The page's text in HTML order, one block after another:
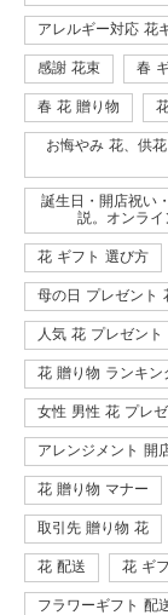
アレルギー対応 花
感謝 花束 春
春 花 贈り物
お悔やみ 花、供
誕生日・開店祝い
説。オンライ
花 ギフト 選び方
母の日 プレゼント
人気 花 プレゼント
花 贈り物 ランキン
女性 男性 花 プレゼ
アレンジメント 開
花 贈り物 マナー
取引先 贈り物 花
花 配送 花 ギ
フラワーギフト 配